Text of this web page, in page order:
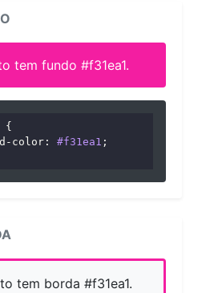
tem fundo #f31ea1.
{
color : #f31ea1 ;
tem borda #f31ea1.